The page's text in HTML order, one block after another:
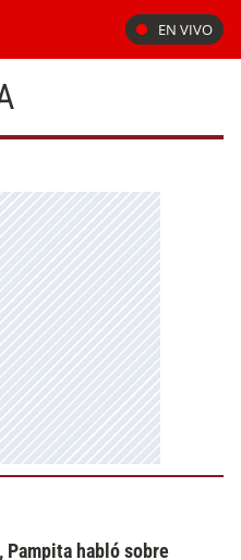
EN VIVO
Pampita habló sobre